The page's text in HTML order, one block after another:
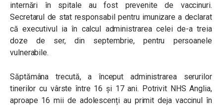
internări în spitale au fost prevenite de vaccinuri.
Secretarul de stat responsabil pentru imunizare a declarat
că executivul ia în calcul administrarea celei de-a treia
doze de ser, din septembrie, pentru persoanele
vulnerabile.
Săptămâna trecută, a început administrarea serurilor
tinerilor cu vârste între 16 și 17 ani. Potrivit NHS Anglia,
aproape 16 mii de adolescenți au primit deja vaccinul în